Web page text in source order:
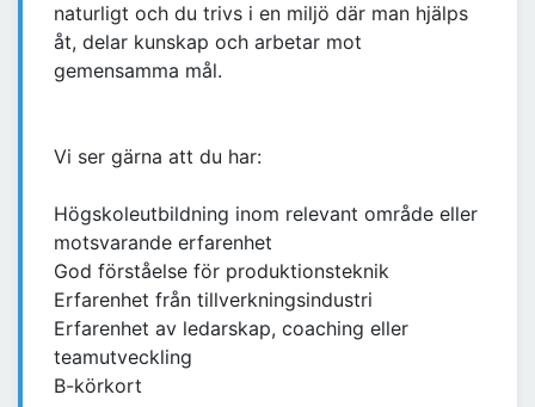
naturligt och du trivs i en miljö där man hjälps
åt, delar kunskap och arbetar mot
gemensamma mål.
Vi ser gärna att du har:
Högskoleutbildning inom relevant område eller
motsvarande erfarenhet
God förståelse för produktionsteknik
Erfarenhet från tillverkningsindustri
Erfarenhet av ledarskap, coaching eller
teamutveckling
B-körkort